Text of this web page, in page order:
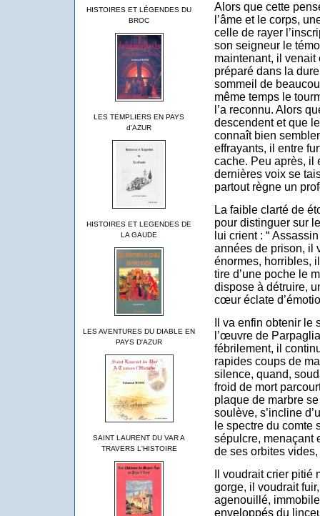
HISTOIRES ET LÉGENDES DU
BROC
LES TEMPLIERS EN PAYS
d'AZUR
HISTOIRES ET LEGENDES DE
LA GAUDE
LES AVENTURES DU DIABLE EN
PAYS D'AZUR
SAINT LAURENT DU VAR A
TRAVERS L'HISTOIRE
Alors que cette
l’âme et le corps,
celle de rayer
son seigneur le
maintenant, il venait
préparé dans la
sommeil de
même temps le
l’a reconnu. Alors
descendent et que
connaît bien
effrayants, il entre
cache. Peu après, il
dernières voix se
partout règne un
La faible clarté de
pour distinguer sur
lui crient : “
années de prison, il
énormes, horribles,
tire d’une poche le
dispose à détruire,
cœur éclate
Il va enfin obtenir le
l’œuvre de
fébrilement, il
rapides coups de
silence, quand,
froid de mort
plaque de marbre
soulève, s’incline
le spectre du comte
sépulcre, menaçant
de ses orbites
Il voudrait crier pitié
gorge, il voudrait
agenouillé,
enveloppés du